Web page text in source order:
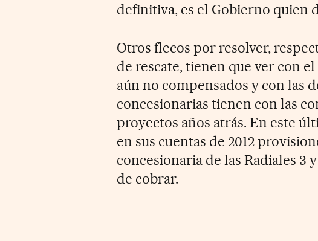
definitiva, es el Gobierno quien
Otros flecos por resolver,
de rescate, tienen que ver con
aún no compensados y con las
concesionarias tienen con las
proyectos años atrás. En este
en sus cuentas de 2012
concesionaria de las Radiales 3
de cobrar.